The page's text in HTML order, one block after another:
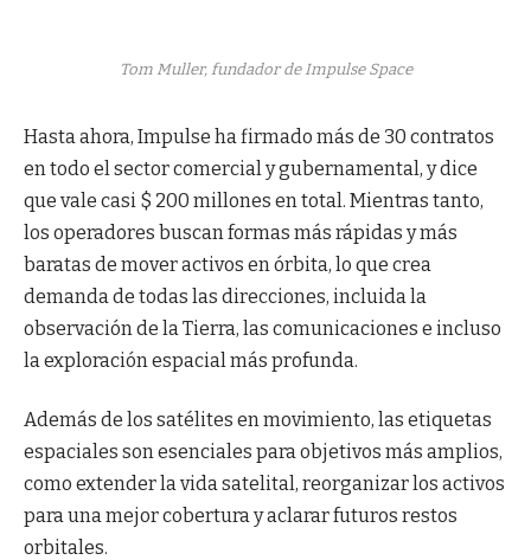
Tom Muller, fundador de Impulse Space
Hasta ahora, Impulse ha firmado más de 30 contratos
en todo el sector comercial y gubernamental, y dice
que vale casi $ 200 millones en total. Mientras tanto,
los operadores buscan formas más rápidas y más
baratas de mover activos en órbita, lo que crea
demanda de todas las direcciones, incluida la
observación de la Tierra, las comunicaciones e incluso
la exploración espacial más profunda.
Además de los satélites en movimiento, las etiquetas
espaciales son esenciales para objetivos más amplios,
como extender la vida satelital, reorganizar los activos
para una mejor cobertura y aclarar futuros restos
orbitales.